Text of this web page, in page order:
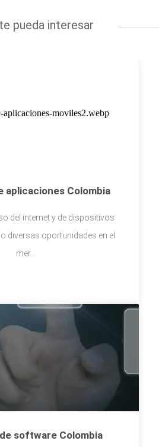
pueda interesar
aplicaciones Colombia
del internet y de dispositivos
diversas oportunidades en el
mer...
software Colombia